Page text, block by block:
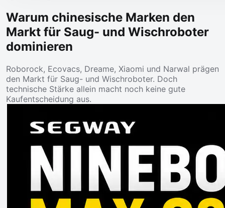
Warum chinesische Marken den
Markt für Saug- und Wischroboter
dominieren
Roborock, Ecovacs, Dreame, Xiaomi und Narwal prägen
den Markt für Saug- und Wischroboter. Doch
technische Stärke allein macht noch keine gute
Kaufentscheidung aus.